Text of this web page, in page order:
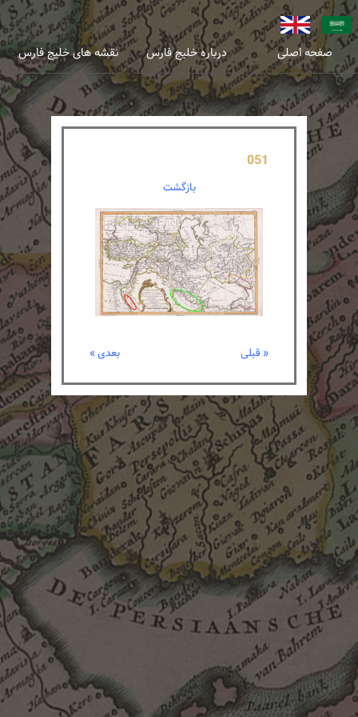
صفحه اصلی درباره خلیج فارس نقشه های خلیج فارس
عربی انگلیسی
051
بازگشت
« قبلی بعدی »